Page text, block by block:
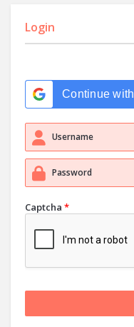
Login
Continue with
Captcha *